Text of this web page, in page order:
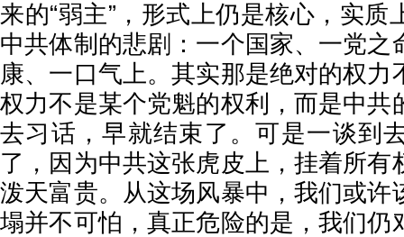
来的“弱主”，形式上仍是核心，实质
中共体制的悲剧：一个国家、一党之
康、一口气上。其实那是绝对的权力
权力不是某个党魁的权利，而是中共
去习话，早就结束了。可是一谈到
了，因为中共这张虎皮上，挂着所有
泼天富贵。从这场风暴中，我们或许
塌并不可怕，真正危险的是，我们仍